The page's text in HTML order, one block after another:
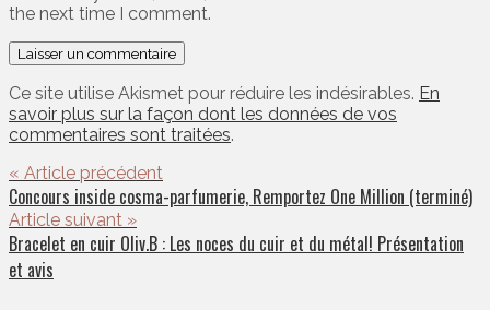
the next time I comment.
Ce site utilise Akismet pour réduire les indésirables. En
savoir plus sur la façon dont les données de vos
commentaires sont traitées.
« Article précédent
Concours inside cosma-parfumerie, Remportez One Million (terminé)
Article suivant »
Bracelet en cuir Oliv.B : Les noces du cuir et du métal! Présentation
et avis